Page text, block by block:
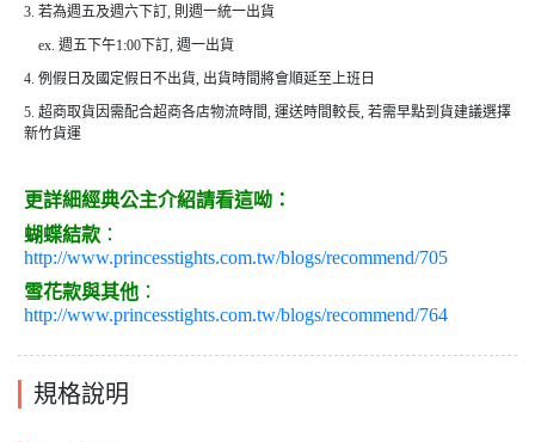
3. 若為週五及週六下訂, 則週一統一出貨
ex. 週五下午1:00下訂, 週一出貨
4. 例假日及國定假日不出貨, 出貨時間將會順延至上班日
5. 超商取貨因需配合超商各店物流時間, 運送時間較長, 若需早點到貨建議選擇
新竹貨運
更詳細經典公主介紹請看這呦：
蝴蝶結款 ：
http://www.princesstights.com.tw/blogs/recommend/705
雪花款與其他 ：
http://www.princesstights.com.tw/blogs/recommend/764
規格說明